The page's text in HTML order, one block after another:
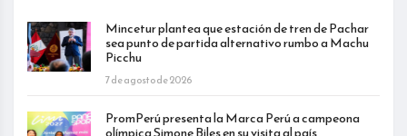
Mincetur plantea que estación de tren de Pachar
sea punto de partida alternativo rumbo a Machu
Picchu
7 de agosto de 2026
PromPerú presenta la Marca Perú a campeona